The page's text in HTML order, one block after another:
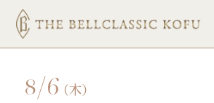
TOP
8/6 （木）